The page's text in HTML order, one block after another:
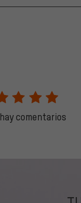
comentarios